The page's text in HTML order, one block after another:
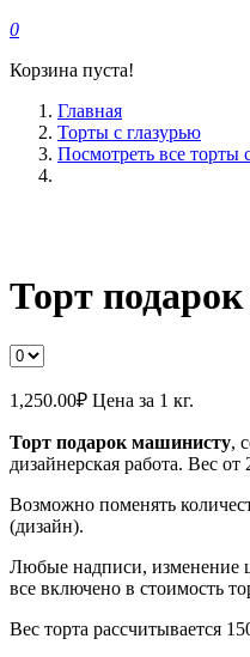
0
Корзина пуста!
Главная
Торты с глазурью
Посмотреть все торты
Торт
1,250.00₽ Цена за 1 кг.
Торт подарок машинисту,
дизайнерская работа. Вес от
Возможно поменять
(дизайн).
Любые надписи, изменение
все включено в стоимость
Вес торта рассчитывается